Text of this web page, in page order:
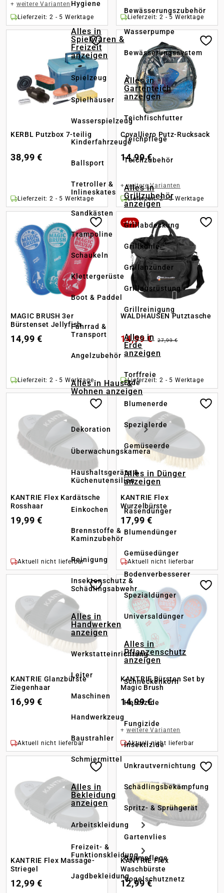
Hygiene
Alles in
Spielwaren &
Freizeit
anzeigen
Spielzeug
Spielhäuser
Wasserspielzeug
Kinderfahrzeuge
Ballsport
Tretroller &
Inlineskates
Sandkästen
Trampoline
Schaukeln
Klettergerüste
Boot & Paddel
Fahrrad &
Transport
Angelzubehör
Alles in Haus &
Wohnen anzeigen
Dekoration
Überwachungskamera
Haushaltsgeräte &
Küchenutensilien
Einkochen
Brennstoffe &
Kaminzubehör
Reinigung
Insektenschutz &
Schädlingsabwehr
Alles in
Handwerken
anzeigen
Werkstatteinrichtung
Leiter
Maschinen
Handwerkzeug
Baustrahler
Schmiermittel
Alles in
Bekleidung
anzeigen
Arbeitskleidung
Freizeit- &
Funktionskleidung
Jagdbekleidung
Bewässerungszubehör
Wasserpumpe
Bewässerungssystem
Alles in
Gartenteich
anzeigen
Teichfischfutter
Teichpflege
Teichzubehör
Alles in
Grillzubehör
anzeigen
Grillabdeckung
Grillkohle
Grillanzünder
Grillausrüstung
Grillreinigung
Alles in
Erde
anzeigen
Torffreie
Erde
Blumenerde
Spezialerde
Gemüseerde
Alles in Dünger
anzeigen
Rasendünger
Blumendünger
Gemüsedünger
Bodenverbesserer
Spezialdünger
Universaldünger
Alles in
Pflanzenschutz
anzeigen
Schneckenkorn
Herbizide
Fungizide
Insektizide
Unkrautvernichtung
Schädlingsbekämpfung
Spritz- & Sprühgerät
Gartenvlies
Baumpflege
Vogelschutznetz
+ weitere Varianten
Lieferzeit: 2 - 5 Werktage
Lieferzeit: 2 - 5 Werktage
KERBL Putzbox 7-teilig
38,99 €
Lieferzeit: 2 - 5 Werktage
Covalliero Putz-Rucksack
14,99 €
+weitere Varianten
Lieferzeit: 2 - 5 Werktage
MAGIC BRUSH 3er
Bürstenset Jellyfish
14,99 €
Lieferzeit: 2 - 5 Werktage
-46%
WALDHAUSEN Putztasche
14,99 € 27,99 €
Lieferzeit: 2 - 5 Werktage
KANTRIE Flex Kardätsche
Rosshaar
19,99 €
Aktuell nicht lieferbar
KANTRIE Flex
Wurzelbürste
17,99 €
Aktuell nicht lieferbar
KANTRIE Glanzbürste
Ziegenhaar
16,99 €
Aktuell nicht lieferbar
KANTRIE Bürsten Set by
Magic Brush
14,99 €
+ weitere Varianten
Aktuell nicht lieferbar
KANTRIE Flex Massage-
Striegel
12,99 €
KANTRIE Flex
Waschbürste
12,99 €